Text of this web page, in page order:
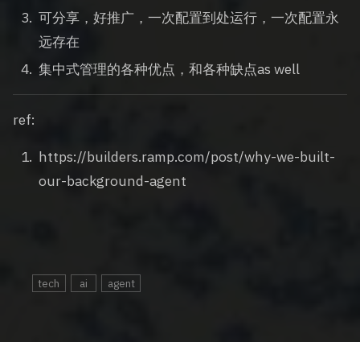
可分享，好推广，一次配置到处运行，一次配置永
远存在
集中式管理的各种优点，和各种缺点as well
ref:
https://builders.ramp.com/post/why-we-built-
our-background-agent
tech ai agent